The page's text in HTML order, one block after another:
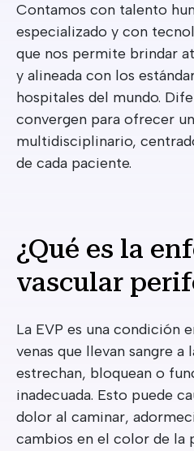
Contamos con talento
especializado y con
que nos permite brindar
y alineada con los
hospitales del mundo.
convergen para ofrecer
multidisciplinario,
de cada paciente.
¿Qué es la
vascular
La EVP es una condición
venas que llevan sangre a
estrechan, bloquean o
inadecuada. Esto puede
dolor al caminar,
cambios en el color de la